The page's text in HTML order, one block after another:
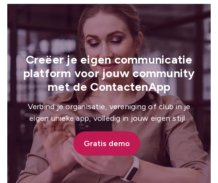
Creëer je eigen communicatie
platform voor jouw community
met de ContactenApp
Verbind je organisatie, vereniging of club in je
eigen unieke app, volledig in jouw eigen stijl.
Gratis demo